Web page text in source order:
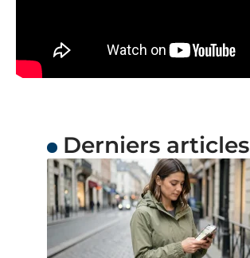
Derniers articles